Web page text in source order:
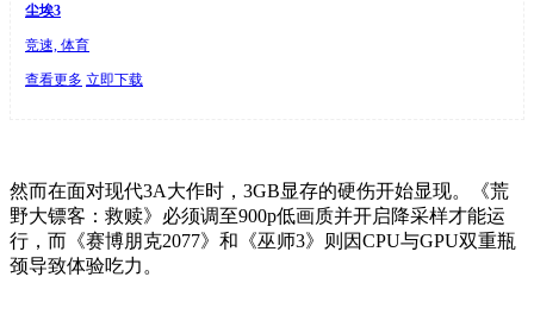
尘埃3
竞速, 体育
查看更多 立即下载
然而在面对现代3A大作时，3GB显存的硬伤开始显现。《荒
野大镖客：救赎》必须调至900p低画质并开启降采样才能运
行，而《赛博朋克2077》和《巫师3》则因CPU与GPU双重瓶
颈导致体验吃力。